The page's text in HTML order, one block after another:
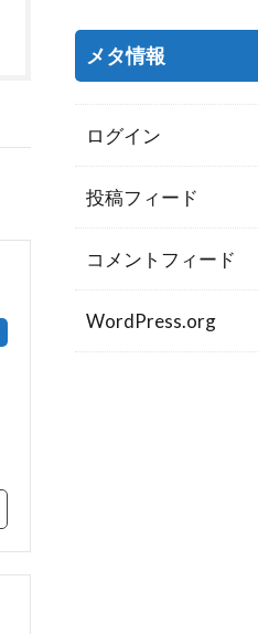
メタ情報
ログイン
投稿フィード
コメントフィード
WordPress.org